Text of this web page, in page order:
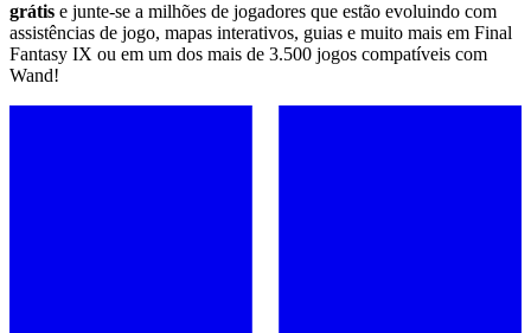
grátis e junte-se a milhões de jogadores que estão evoluindo com
assistências de jogo, mapas interativos, guias e muito mais em Final
Fantasy IX ou em um dos mais de 3.500 jogos compatíveis com
Wand!